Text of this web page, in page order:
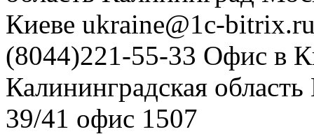
Киеве ukraine@1c-
(8044)221-55-33 Офис в
Калининградская область
39/41 офис 1507